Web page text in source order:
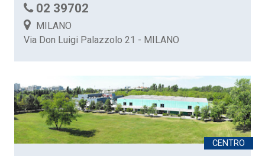
02 39702
MILANO
Via Don Luigi Palazzolo 21 - MILANO